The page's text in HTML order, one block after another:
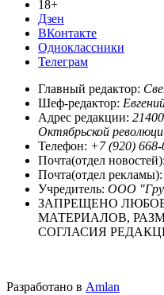
18+
Дзен
ВКонтакте
Одноклассники
Телеграм
Главный редактор:
Шеф-редактор:
Адрес редакции:
Октябрьской
Телефон: +7 (920) 668-
Почта(отдел новостей):
Почта(отдел рекламы):
Учредитель: ООО
ЗАПРЕЩЕНО
МАТЕРИАЛОВ,
СОГЛАСИЯ
Разработано в Amlan